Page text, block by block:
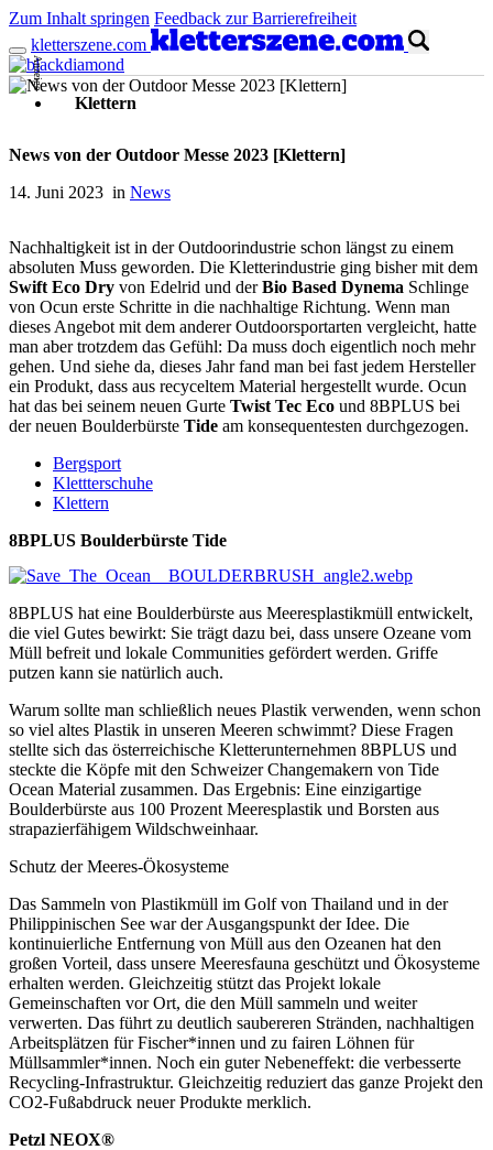
Zum Inhalt springen Feedback zur Barrierefreiheit
kletterszene.com
Anzeige
News von der Outdoor Messe 2023 [Klettern]
14. Juni 2023 in News
Klettern
Nachhaltigkeit ist in der Outdoorindustrie schon längst zu einem
absoluten Muss geworden. Die Kletterindustrie ging bisher mit dem
Swift Eco Dry von Edelrid und derBio Based Dynema Schlinge
von Ocun erste Schritte in die nachhaltige Richtung. Wenn man
dieses Angebot mit dem anderer Outdoorsportarten vergleicht, hatte
man aber trotzdem das Gefühl: Da muss doch eigentlich noch mehr
gehen. Und siehe da, dieses Jahr fand man bei fast jedem Hersteller
ein Produkt, dass aus recyceltem Material hergestellt wurde. Ocun
hat das bei seinem neuen Gurte Twist Tec Eco und 8BPLUS bei
der neuen Boulderbürste Tide am konsequentesten durchgezogen.
Bergsport
Klettterschuhe
Klettern
8BPLUS Boulderbürste Tide
8BPLUS hat eine Boulderbürste aus Meeresplastikmüll entwickelt,
die viel Gutes bewirkt: Sie trägt dazu bei, dass unsere Ozeane vom
Müll befreit und lokale Communities gefördert werden. Griffe
putzen kann sie natürlich auch.
Warum sollte man schließlich neues Plastik verwenden, wenn schon
so viel altes Plastik in unseren Meeren schwimmt? Diese Fragen
stellte sich das österreichische Kletterunternehmen 8BPLUS und
steckte die Köpfe mit den Schweizer Changemakern von Tide
Ocean Material zusammen. Das Ergebnis: Eine einzigartige
Boulderbürste aus 100 Prozent Meeresplastik und Borsten aus
strapazierfähigem Wildschweinhaar.
Schutz der Meeres-Ökosysteme
Das Sammeln von Plastikmüll im Golf von Thailand und in der
Philippinischen See war der Ausgangspunkt der Idee. Die
kontinuierliche Entfernung von Müll aus den Ozeanen hat den
großen Vorteil, dass unsere Meeresfauna geschützt und Ökosysteme
erhalten werden. Gleichzeitig stützt das Projekt lokale
Gemeinschaften vor Ort, die den Müll sammeln und weiter
verwerten. Das führt zu deutlich saubereren Stränden, nachhaltigen
Arbeitsplätzen für Fischer*innen und zu fairen Löhnen für
Müllsammler*innen. Noch ein guter Nebeneffekt: die verbesserte
Recycling-Infrastruktur. Gleichzeitig reduziert das ganze Projekt den
CO2-Fußabdruck neuer Produkte merklich.
Petzl NEOX®